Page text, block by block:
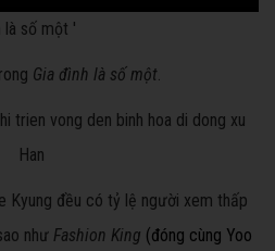
là số một '
Gia đình là số một.
Kyung đều có tỷ lệ người xem thấp
như Fashion King (đóng cùng Yoo